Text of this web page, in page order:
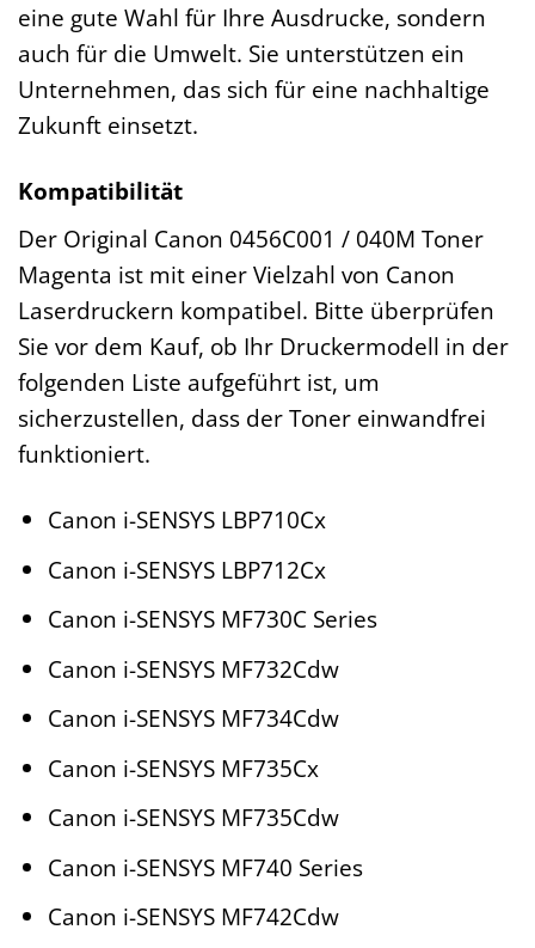
eine gute Wahl für Ihre Ausdrucke, sondern
auch für die Umwelt. Sie unterstützen ein
Unternehmen, das sich für eine nachhaltige
Zukunft einsetzt.
Kompatibilität
Der Original Canon 0456C001 / 040M Toner
Magenta ist mit einer Vielzahl von Canon
Laserdruckern kompatibel. Bitte überprüfen
Sie vor dem Kauf, ob Ihr Druckermodell in der
folgenden Liste aufgeführt ist, um
sicherzustellen, dass der Toner einwandfrei
funktioniert.
Canon i-SENSYS LBP710Cx
Canon i-SENSYS LBP712Cx
Canon i-SENSYS MF730C Series
Canon i-SENSYS MF732Cdw
Canon i-SENSYS MF734Cdw
Canon i-SENSYS MF735Cx
Canon i-SENSYS MF735Cdw
Canon i-SENSYS MF740 Series
Canon i-SENSYS MF742Cdw